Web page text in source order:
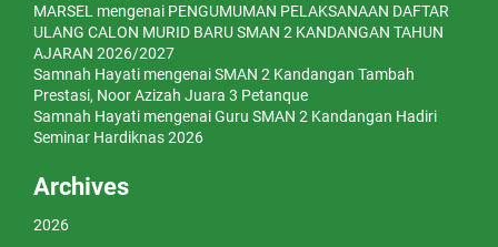
MARSEL mengenai PENGUMUMAN PELAKSANAAN DAFTAR
ULANG CALON MURID BARU SMAN 2 KANDANGAN TAHUN
AJARAN 2026/2027
Samnah Hayati mengenaiSMAN 2 Kandangan Tambah
Prestasi, Noor Azizah Juara 3 Petanque
Samnah Hayati mengenaiGuru SMAN 2 Kandangan Hadiri
Seminar Hardiknas 2026
Archives
2026